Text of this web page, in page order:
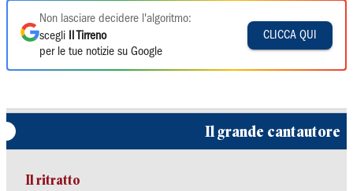
Non lasciare decidere l'algoritmo:
scegli
Il Tirreno
per le tue notizie su Google
CLICCA QUI
Il grande cantautore
Il ritratto